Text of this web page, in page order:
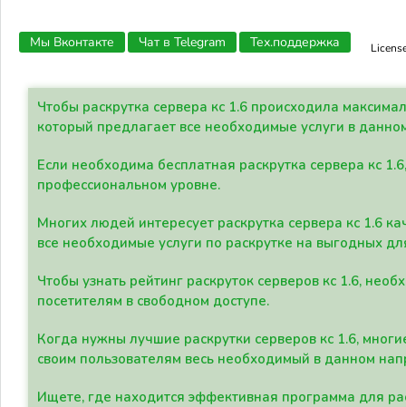
Мы Вконтакте Чат в Telegram Тех.поддержка
Чтобы раскрутка сервера кс 1.6 происходила
который предлагает все необходимые услуги в
Если необходима бесплатная раскрутка сервера кс
профессиональном уровне.
Многих людей интересует раскрутка сервера кс 1.6
все необходимые услуги по раскрутке на выгодных
Чтобы узнать рейтинг раскруток серверов кс 1.6,
посетителям в свободном доступе.
Когда нужны лучшие раскрутки серверов кс 1.6,
своим пользователям весь необходимый в данном
Ищете, где находится эффективная программа для